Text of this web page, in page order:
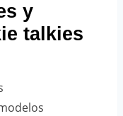
y
talkies